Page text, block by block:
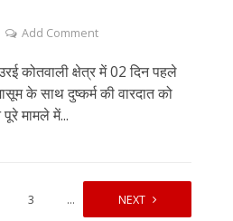
Add Comment
कोतवाली क्षेत्र में 02 दिन पहले
के साथ दुष्कर्म की वारदात को
मामले में...
3 … NEXT